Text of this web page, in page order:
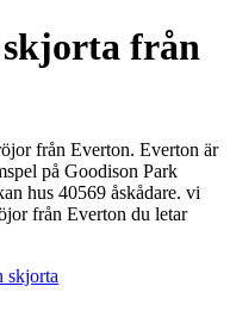
skjorta från
från Everton. Everton är
på Goodison Park
hus 40569 åskådare. vi
från Everton du letar
skjorta